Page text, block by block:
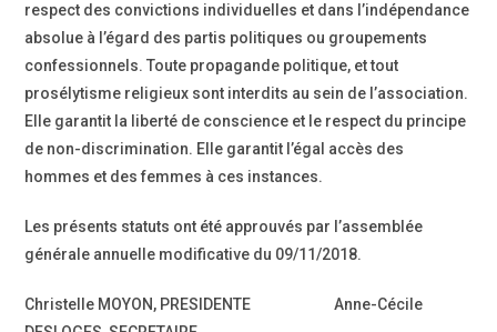
respect des convictions individuelles et dans l’indépendance
absolue à l’égard des partis politiques ou groupements
confessionnels. Toute propagande politique, et tout
prosélytisme religieux sont interdits au sein de l’association.
Elle garantit la liberté de conscience et le respect du principe
de non-discrimination. Elle garantit l’égal accès des
hommes et des femmes à ces instances.
Les présents statuts ont été approuvés par l’assemblée
générale annuelle modificative du 09/11/2018.
Christelle MOYON, PRESIDENTE Anne-Cécile